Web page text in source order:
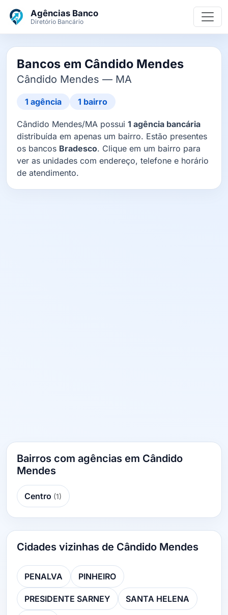
Agências Banco
Diretório Bancário
Bancos em Cândido Mendes
Cândido Mendes — MA
1 agência 1 bairro
Cândido Mendes/MA possui 1 agência bancária
distribuída em apenas um bairro. Estão presentes
os bancos Bradesco. Clique em um bairro para
ver as unidades com endereço, telefone e horário
de atendimento.
Bairros com agências em Cândido
Mendes
Centro (1)
Cidades vizinhas de Cândido Mendes
PENALVA PINHEIRO
PRESIDENTE SARNEY SANTA HELENA